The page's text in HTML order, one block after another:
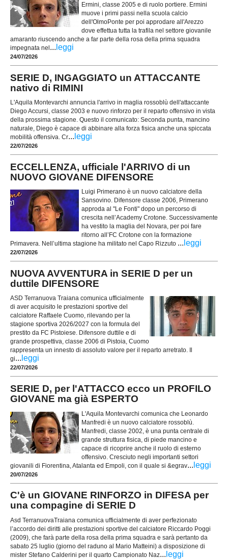
Ermini, classe 2005 e di ruolo portiere. Ermini
muove i primi passi nella scuola calcio
dell'OlmoPonte per poi approdare all'Arezzo
dove effettua tutta la trafila nel settore giovanile
amaranto riuscendo anche a far parte della rosa della prima squadra
impegnata nel ... leggi
24/07/2026
SERIE D, INGAGGIATO un ATTACCANTE
nativo di RIMINI
L'Aquila Montevarchi annuncia l'arrivo in maglia rossoblù dell'attaccante
Diego Accursi, classe 2003 e nuovo rinforzo per il reparto offensivo in vista
della prossima stagione. Questo il comunicato: Seconda punta, mancino
naturale, Diego è capace di abbinare alla forza fisica anche una spiccata
mobilità offensiva. Cr... leggi
22/07/2026
ECCELLENZA, ufficiale l'ARRIVO di un
NUOVO GIOVANE DIFENSORE
Luigi Primerano è un nuovo calciatore della
Sansovino. Difensore classe 2006, Primerano
approda al "Le Fonti" dopo un percorso di
crescita nell’Academy Crotone. Successivamente
ha vestito la maglia del Novara, per poi fare
ritorno all’FC Crotone con la formazione
Primavera. Nell’ultima stagione ha militato nel Capo Rizzuto ... leggi
22/07/2026
NUOVA AVVENTURA in SERIE D per un
duttile DIFENSORE
ASD Terranuova Traiana comunica ufficialmente
di aver acquisito le prestazioni sportive del
calciatore Raffaele Cuomo, rilevando per la
stagione sportiva 2026/2027 con la formula del
prestito da FC Pistoiese. Difensore duttile e di
grande prospettiva, classe 2006 di Pistoia, Cuomo
rappresenta un innesto di assoluto valore per il reparto arretrato. Il
gi... leggi
22/07/2026
SERIE D, per l'ATTACCO ecco un PROFILO
GIOVANE ma già ESPERTO
L'Aquila Montevarchi comunica che Leonardo
Manfredi è un nuovo calciatore rossoblù.
Manfredi, classe 2002, è una punta centrale di
grande struttura fisica, di piede mancino e
capace di ricoprire anche il ruolo di esterno
offensivo. Cresciuto negli importanti settori
giovanili di Fiorentina, Atalanta ed Empoli, con il quale si &egrav... leggi
20/07/2026
C'è un GIOVANE RINFORZO in DIFESA per
una compagine di SERIE D
Asd TerranuovaTraiana comunica ufficialmente di aver perfezionato
l’accordo dei diritti alle prestazioni sportive del calciatore Riccardo Poggi
(2009), che farà parte della rosa della prima squadra e sarà pertanto da
sabato 25 luglio (giorno del raduno al Mario Matteini) a disposizione di
mister Stefano Calderini per il quarto Campionato Naz... leggi